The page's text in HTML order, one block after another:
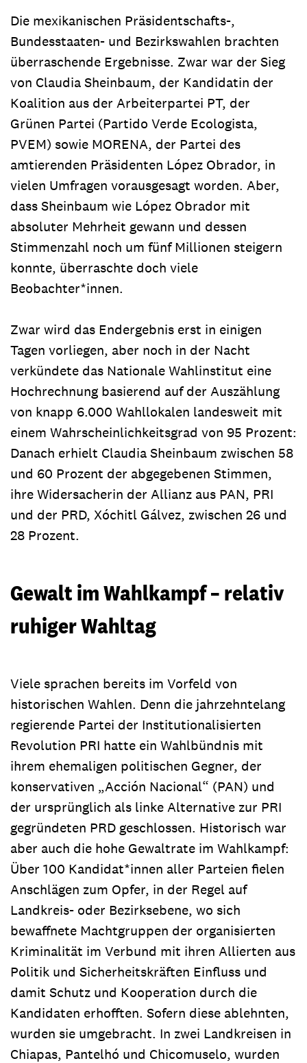
Die mexikanischen Präsidentschafts-,
Bundesstaaten- und Bezirkswahlen brachten
überraschende Ergebnisse. Zwar war der Sieg
von Claudia Sheinbaum, der Kandidatin der
Koalition aus der Arbeiterpartei PT, der
Grünen Partei (Partido Verde Ecologista,
PVEM) sowie MORENA, der Partei des
amtierenden Präsidenten López Obrador, in
vielen Umfragen vorausgesagt worden. Aber,
dass Sheinbaum wie López Obrador mit
absoluter Mehrheit gewann und dessen
Stimmenzahl noch um fünf Millionen steigern
konnte, überraschte doch viele
Beobachter*innen.
Zwar wird das Endergebnis erst in einigen
Tagen vorliegen, aber noch in der Nacht
verkündete das Nationale Wahlinstitut eine
Hochrechnung basierend auf der Auszählung
von knapp 6.000 Wahllokalen landesweit mit
einem Wahrscheinlichkeitsgrad von 95 Prozent:
Danach erhielt Claudia Sheinbaum zwischen 58
und 60 Prozent der abgegebenen Stimmen,
ihre Widersacherin der Allianz aus PAN, PRI
und der PRD, Xóchitl Gálvez, zwischen 26 und
28 Prozent.
Gewalt im Wahlkampf – relativ
ruhiger Wahltag
Viele sprachen bereits im Vorfeld von
historischen Wahlen. Denn die jahrzehntelang
regierende Partei der Institutionalisierten
Revolution PRI hatte ein Wahlbündnis mit
ihrem ehemaligen politischen Gegner, der
konservativen „Acción Nacional“ (PAN) und
der ursprünglich als linke Alternative zur PRI
gegründeten PRD geschlossen. Historisch war
aber auch die hohe Gewaltrate im Wahlkampf:
Über 100 Kandidat*innen aller Parteien fielen
Anschlägen zum Opfer, in der Regel auf
Landkreis- oder Bezirksebene, wo sich
bewaffnete Machtgruppen der organisierten
Kriminalität im Verbund mit ihren Allierten aus
Politik und Sicherheitskräften Einfluss und
damit Schutz und Kooperation durch die
Kandidaten erhofften. Sofern diese ablehnten,
wurden sie umgebracht. In zwei Landkreisen in
Chiapas, Pantelhó und Chicomuselo, wurden